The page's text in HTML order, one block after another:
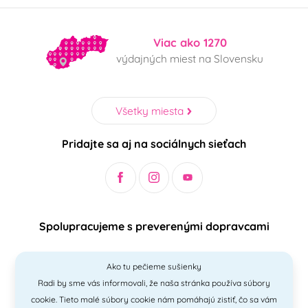
Viac ako 1270
výdajných miest na Slovensku
Všetky miesta
Pridajte sa aj na sociálnych sieťach
Spolupracujeme s preverenými dopravcami
Bezpečný a jednoduchý spôsob platieb
Ako tu pečieme sušienky
Radi by sme vás informovali, že naša stránka používa súbory
cookie. Tieto malé súbory cookie nám pomáhajú zistiť, čo sa vám